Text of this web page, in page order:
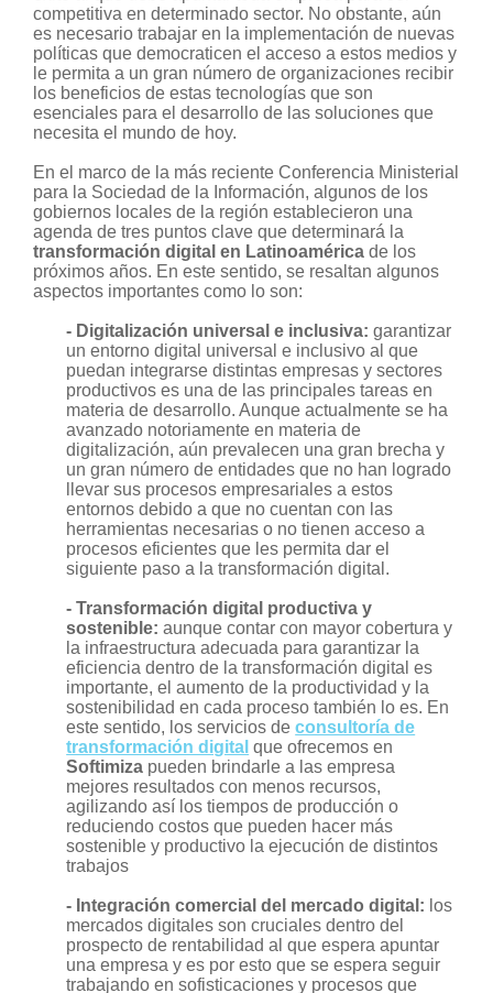
competitiva en determinado sector. No obstante, aún
es necesario trabajar en la implementación de nuevas
políticas que democraticen el acceso a estos medios y
le permita a un gran número de organizaciones recibir
los beneficios de estas tecnologías que son
esenciales para el desarrollo de las soluciones que
necesita el mundo de hoy.
En el marco de la más reciente Conferencia Ministerial
para la Sociedad de la Información, algunos de los
gobiernos locales de la región establecieron una
agenda de tres puntos clave que determinará la
transformación digital en Latinoaméricade los
próximos años. En este sentido, se resaltan algunos
aspectos importantes como lo son:
- Digitalización universal e inclusiva:garantizar
un entorno digital universal e inclusivo al que
puedan integrarse distintas empresas y sectores
productivos es una de las principales tareas en
materia de desarrollo. Aunque actualmente se ha
avanzado notoriamente en materia de
digitalización, aún prevalecen una gran brecha y
un gran número de entidades que no han logrado
llevar sus procesos empresariales a estos
entornos debido a que no cuentan con las
herramientas necesarias o no tienen acceso a
procesos eficientes que les permita dar el
siguiente paso a la transformación digital.
- Transformación digital productiva y
sostenible:aunque contar con mayor cobertura y
la infraestructura adecuada para garantizar la
eficiencia dentro de la transformación digital es
importante, el aumento de la productividad y la
sostenibilidad en cada proceso también lo es. En
este sentido, los servicios deconsultoría de
transformación digital que ofrecemos en
Softimiza pueden brindarle a las empresa
mejores resultados con menos recursos,
agilizando así los tiempos de producción o
reduciendo costos que pueden hacer más
sostenible y productivo la ejecución de distintos
trabajos
- Integración comercial del mercado digital: los
mercados digitales son cruciales dentro del
prospecto de rentabilidad al que espera apuntar
una empresa y es por esto que se espera seguir
trabajando en sofisticaciones y procesos que